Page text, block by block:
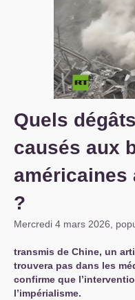
Comprendre...
Vie du site
Quels
causés aux
américaines
?
Mercredi 4 mars 2026
transmis de Chine, un
trouvera pas dans les
confirme que
l’impérialisme.